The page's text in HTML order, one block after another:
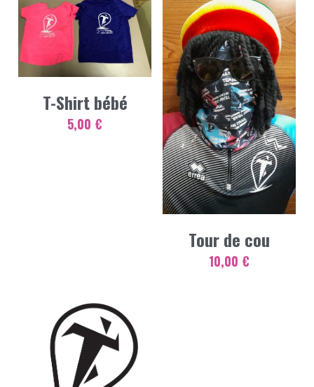
T-Shirt bébé
5,00 €
Tour de cou
10,00 €